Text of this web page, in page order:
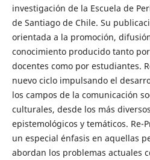
investigación de la Escuela de
de Santiago de Chile. Su
orientada a la promoción,
conocimiento producido tanto
docentes como por estudiantes.
nuevo ciclo impulsando el
los campos de la comunicación
culturales, desde los más
epistemológicos y temáticos. Re-
un especial énfasis en aquellas
abordan los problemas actuales